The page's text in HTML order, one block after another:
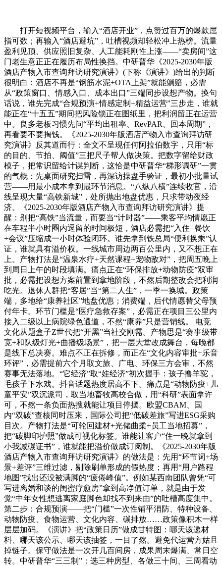
打开短视频平台，输入“酒店开业”，点赞过百万的爆款屈
指可数；再输入“酒店避坑”，吐槽视频却轻松冲上热榜。流量
盈利见顶、供应照旧复杂、人工能耗刚性上涨——“卖房间”这
门老生意正正在履历布局性换挡。中研普华《2025-2030年版
酒店产物入市查询拜访研究演讲》(下称《演讲》)给出的判断
很明白：酒店不再是“钢筋水泥+OTA上架”就能躺赔，必需
从“政策窗口、情感入口、成本出口”三端同步设想产物。换句
话说，谁先完成“合规预演+情感定制+精益运营”三步走，谁就
能正在“十五五”期间把风险锁正在图纸里，把利润留正在运营
中。良多老板习惯先问“平均出租率、RevPAR、回本周期”，
再看要不要掏钱。《2025-2030年版酒店产物入市查询拜访研
究演讲》反其道而行：全文不呈现任何阿拉伯数字，只用“标
的目的、节拍、阈值”三把尺子帮人做决策。把数字留给财政
模子，把常识留给计谋判断，这恰是中研普华“梯形调研”一贯
的气概：先桌面研究扫雷，再深访操盘手验证，最初小批量试
营——用最小成本拿到最环节消息。“八纵八横”连续收官，沿
线呈现大量“高铁新城”，处所抛出地盘优惠，只求带动夜经
济。《2025-2030年版酒店产物入市查询拜访研究演讲》提
醒：别把“高铁”当流量，而要当“计时器”——乘客平均情愿正
在车程半小时圈内逗留的时间极短，酒店必需把“入住+餐饮
+会议”压缩成一小时体验闭环。谁先拿到铁总局“便利换乘”认
证，谁就具有溢价权。一线城市周边两百公里内，又不想正在
上。产物打法是“温泉水疗+天然课程+宠物敌对”，把周五晚上
到周日上午的时段填满。痛点正在“环保排放+动物防疫”双审
批，必需把设想方案前置到拿地阶段，不然后期整改会把利润
吃光。退休人群把“客居”当“第二人生”，一季一换城。政策
端，多地给“康养社区”地盘优惠；消费端，后代情愿替父母预
付年卡。环节门槛是“医疗急救存案”，必需正在项目三公里内
接入二级以上病院绿色通道，不然“康养”只是营销线。 电竞
文化从题盒子Z世代把“开黑”当社交刚需。产物思是“赛事级带
宽+和队级灯光+曲播级场景”，把一层大堂改成舞台，每晚都
是线下总决赛。难点不正在拆修，而正在“文化内容审批+乐音
环评”，必需提前六个月取文旅、广电、环保三方会审，不然
赛事无法落地。“它经济”取“娃经济”初次握手：孩子撸羊驼，
毛孩子下水戏。抖音话题热度居高不下。痛点是“动物防疫+儿
童平安”双沉派司，取当地畜牧高校合做，用“科研”表面拿许
可，不然一条负面热搜就能让项目停摆。欧盟CBAM、国
内“双碳”查核同时压来，国际公司把“低碳差旅”写进ESG采购
目次。产物打法是“可轮回建材+光储曲柔+员工当地招募”，
把“碳脚印护照”做成可视化标签。谁能让客户“住一晚就拿到
小我减碳证书”，谁就能把溢价做成订阅制。《2025-2030年版
酒店产物入市查询拜访研究演讲》的做法是：先用“环节词+场
景+差评”三维过滤，剔除刷单形成的假热度；再用“用户路程
地图”找出还没被满脚的“疲倦峰值”。例如某西南团队曾凭“可
写进离婚和谈的闺蜜疗愈房”拿到高净值订单，就是由于发
觉“中年女性想逃离家庭脚色却找不到来由”的吐槽高度集中。
第二步：合规预演——把“门槛”一次性铺平消防、特种设备、
动物防疫、食物运营、文化内容、碳排放……政策像积木一样
层层加码。《演讲》把“政策日历”做成甘特图：哪天该递材
料、哪天该公示、哪天该抽签，一目了然。避免代运营方姑且
掉链子。保守做法是一次开几百间房，成果周末爆满、常日空
转。中研普华“三三制”：选三种房型、各做三十间、三周看动